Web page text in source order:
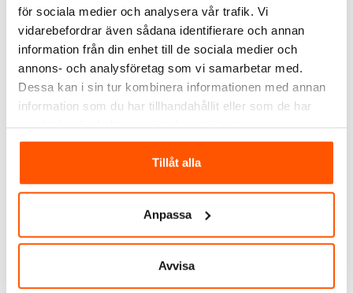
för sociala medier och analysera vår trafik. Vi
vidarebefordrar även sådana identifierare och annan
information från din enhet till de sociala medier och
annons- och analysföretag som vi samarbetar med.
Dessa kan i sin tur kombinera informationen med annan
information som du har tillhandahållit eller som de har
Tillåt alla
Anpassa
Avvisa
J&EL Flexi Dekor Edison
4,9W E27 2200K
J&EL
119,00 kr -30%
LÄGG I VARUKORG
I webblager: 36 st
J&EL Flexi Dekor Glob
125 4,9W E27 2200K
J&EL
169,00 kr -30%
I webblager: 31 st